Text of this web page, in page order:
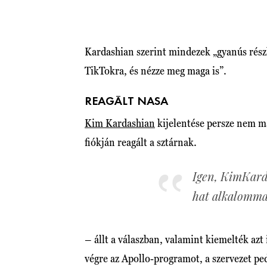
Kardashian szerint mindezek „gyanús
TikTokra, és nézze meg maga is”.
REAGÁLT NASA
Kim Kardashian kijelentése persze nem
fiókján reagált a sztárnak.
Igen,
hat
– állt a válaszban, valamint kiemelték
végre az Apollo-programot, a szervezet